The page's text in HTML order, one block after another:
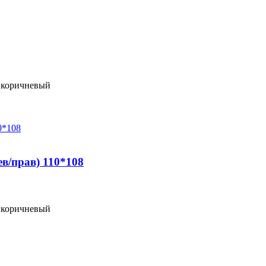
прав) 110*108